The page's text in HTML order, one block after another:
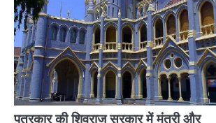
पत्रकार की शिवराज सरकार में मंत्री और